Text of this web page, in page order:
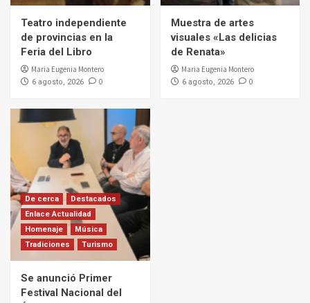
Teatro independiente
de provincias en la
Feria del Libro
Maria Eugenia Montero
6 agosto, 2026 0
Muestra de artes
visuales «Las delicias
de Renata»
Maria Eugenia Montero
6 agosto, 2026 0
De cerca
Destacados
Enlace Actualidad
Homenaje
Música
Tradiciones
Turismo
Se anunció Primer
Festival Nacional del